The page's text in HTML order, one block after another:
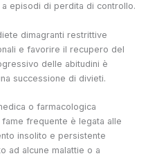
episodi di perdita di controllo.
dimagranti restrittive
e favorire il recupero del
delle abitudini è
successione di divieti.
o farmacologica
frequente è legata alle
insolito e persistente
ad alcune malattie o a